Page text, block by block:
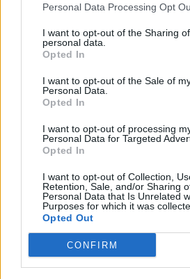
Personal Data Processing Opt
I want to opt-out of the Sharing
personal data.
Opted In
I want to opt-out of the Sale of
Personal Data.
Opted In
I want to opt-out of processing
Personal Data for Targeted
Opted In
I want to opt-out of Collection,
Retention, Sale, and/or Sharing
Personal Data that Is Unrelated
Purposes for which it was
Opted Out
CONFIRM
avvicina il ritiro di Dimaro. Non
ferro con De Laurentiis. Il Napoli ha
l’anno scorso e difficilmente fa altri
Bologna? In questo asse si è inserito
non molla e spara alto, lo fa
presentata anche la Juventus per
Orsolini e solo uno tra Castro,
Juventus affonda su Castro,
e quasi la stessa cosa con Ndoye:
Bologna resistere alla proposta del
dei calciatori”.